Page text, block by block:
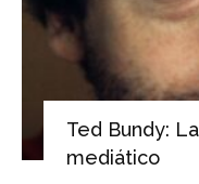
Ted Bundy:
mediático